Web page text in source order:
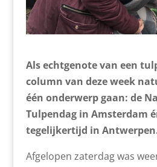
Als echtgenote van een
column van deze week
één onderwerp gaan: de
Tulpendag in Amsterdam
tegelijkertijd in
Afgelopen zaterdag was